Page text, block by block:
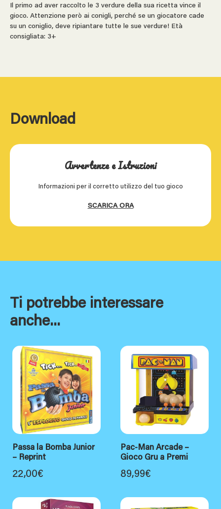
Il primo ad aver raccolto le 3 verdure della sua ricetta vince il
gioco. Attenzione però ai conigli, perché se un giocatore cade
su un coniglio, deve ripiantare tutte le sue verdure! Età
consigliata: 3+
Download
Avvertenze e Istruzioni
Informazioni per il corretto utilizzo del tuo gioco
SCARICA ORA
Ti potrebbe interessare
anche...
Passa la Bomba Junior
– Reprint
22,00€
Pac-Man Arcade –
Gioco Gru a Premi
89,99€